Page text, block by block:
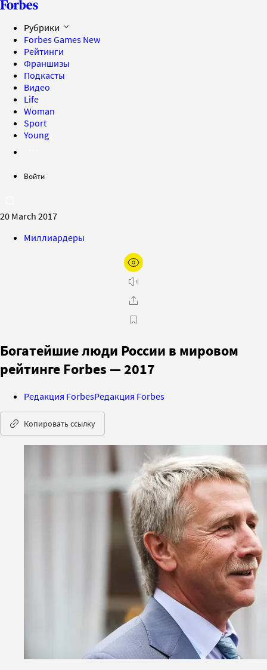
Рубрики
Forbes Games New
Рейтинги
Франшизы
Подкасты
Видео
Life
Woman
Sport
Young
Войти
20 March 2017
Миллиардеры
Богатейшие люди России в мировом
рейтинге Forbes — 2017
Редакция ForbesРедакция Forbes
Копировать ссылку